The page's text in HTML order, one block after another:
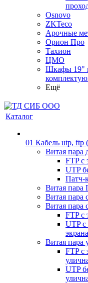
Osnovo
ZKTeco
Арочные
Орион Про
Тахион
ЦМО
Шкафы 19"
Ещё
Каталог
01 Кабель utp, ftp
Витая пара
FTP с
UTP
Патч-
Витая пара
Витая пара
Витая пара
FTP с
UTP с
экрана
Витая пара
FTP с
UTP